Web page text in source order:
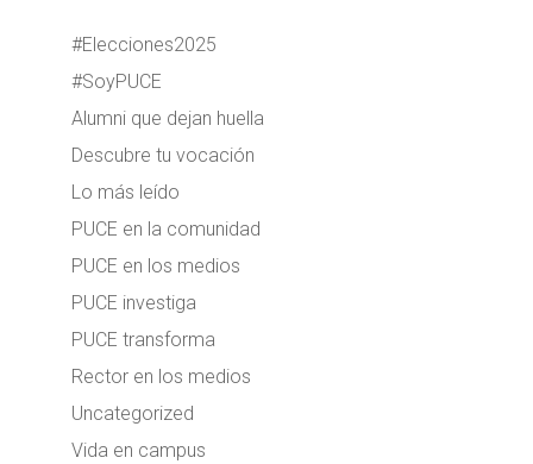
#Elecciones2025
#SoyPUCE
Alumni que dejan huella
Descubre tu vocación
Lo más leído
PUCE en la comunidad
PUCE en los medios
PUCE investiga
PUCE transforma
Rector en los medios
Uncategorized
Vida en campus